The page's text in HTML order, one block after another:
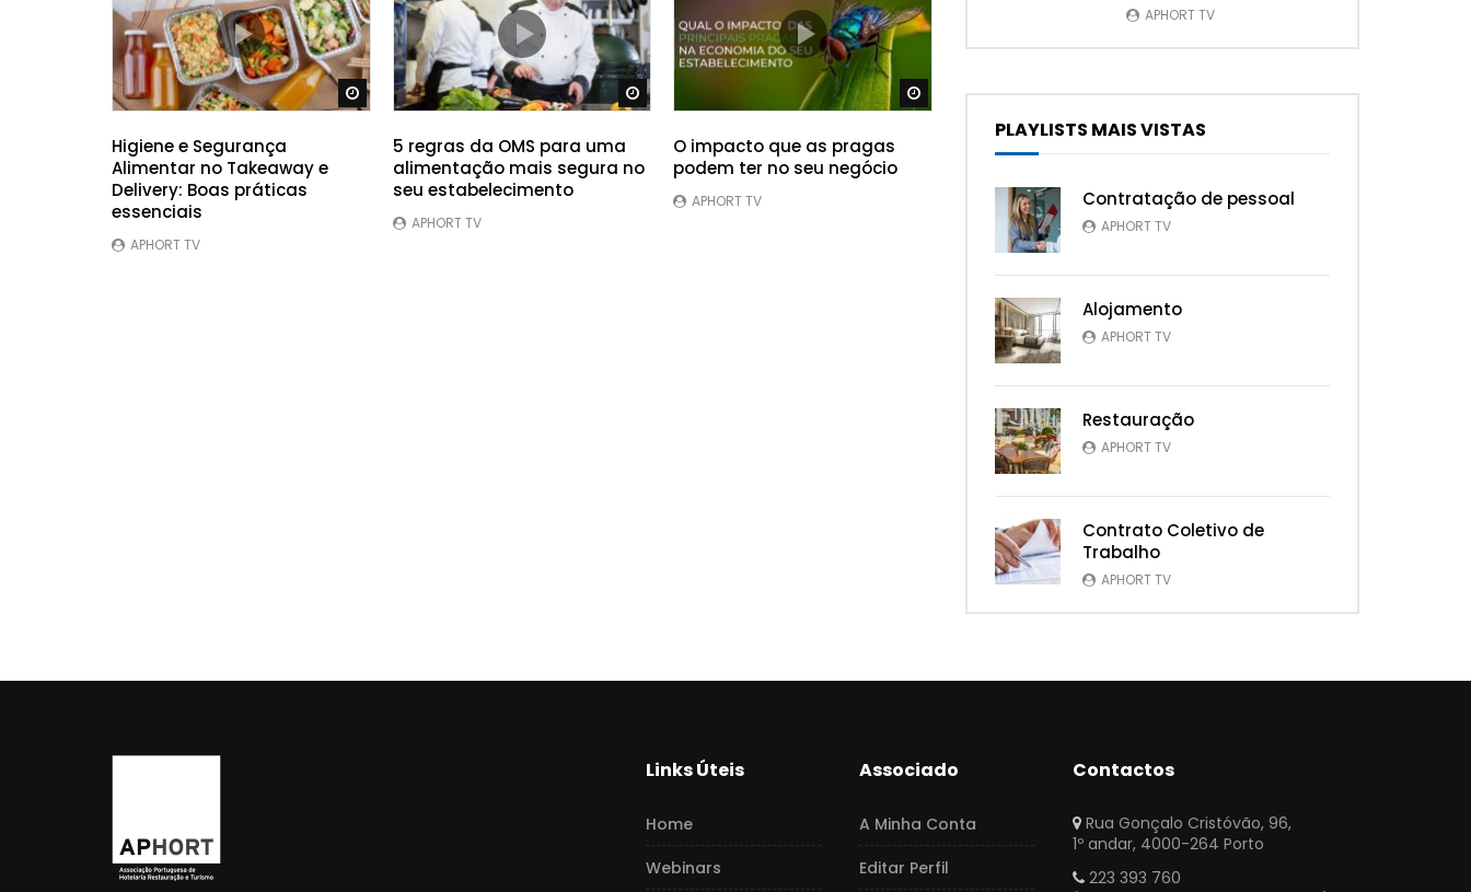
Ver Mais Tarde
Higiene e Segurança
Alimentar no Takeaway e
Delivery: Boas práticas
essenciais
APHORT TV
Ver Mais Tarde
5 regras da OMS para uma
alimentação mais segura no
seu estabelecimento
APHORT TV
Ver Mais Tarde
O impacto que as pragas
podem ter no seu negócio
APHORT TV
APHORT TV
PLAYLISTS MAIS VISTAS
Contratação de pessoal
APHORT TV
Alojamento
APHORT TV
Restauração
APHORT TV
Contrato Coletivo de
Trabalho
APHORT TV
Links Úteis
Home
Webinars
Associado
A Minha Conta
Editar Perfil
Contactos
Rua Gonçalo Cristóvão, 96,
1º andar, 4000-264 Porto
223 393 760